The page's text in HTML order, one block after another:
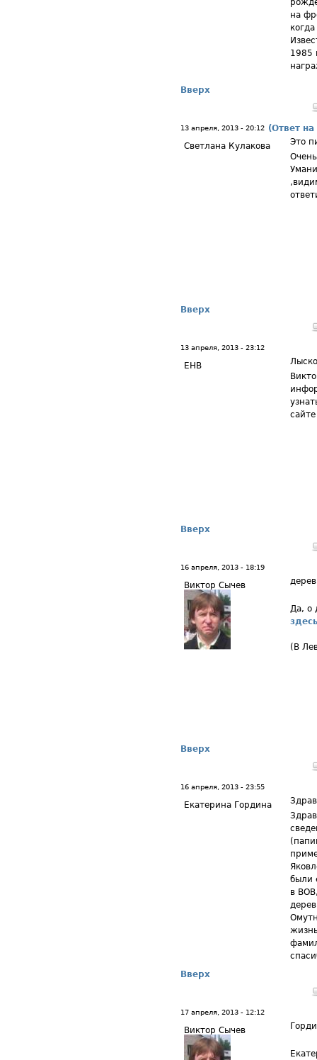
на
1985
Вверх
13 апреля, 2013 - 20:12 (Ответ
Светлана Кулакова
Это
Вверх
13 апреля, 2013 - 23:12
ЕНВ
Вверх
16 апреля, 2013 - 18:19
Виктор Сычев
Да, о
(В
Вверх
16 апреля, 2013 - 23:55
Екатерина Гордина
были
в
Вверх
17 апреля, 2013 - 12:12
Виктор Сычев